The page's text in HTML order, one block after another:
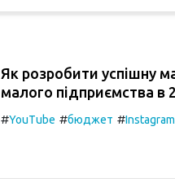
Як розробити успішну
малого підприємства в
#YouTube #бюджет #Instagram